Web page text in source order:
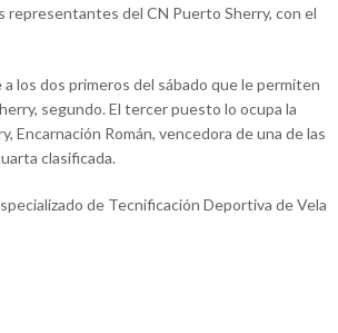
representantes del CN Puerto Sherry, con el
los dos primeros del sábado que le permiten
segundo. El tercer puesto lo ocupa la
Encarnación Román, vencedora de una de las
clasificada.
de Tecnificación Deportiva de Vela